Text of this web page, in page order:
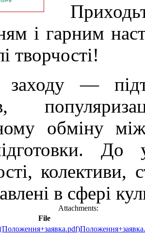
і гарним
творчості!
—
обміну
До
колективи,
в сфері
Attachments:
File